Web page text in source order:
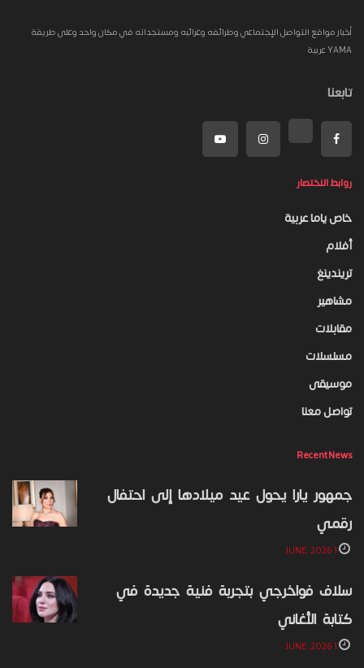
أخبار مواقع التواصل الإجتماعي وطرائفه وغرائبه ومستجداته في مكان واحد وعلى طريقة
YAMA عربية
تابعنا
روابط الاختصار
خاص ياما عربية
أفلام
تريندينغ
مشاهير
مقابلات
مسلسلات
موسيقى
تواصل معنا
Recent News
جمهور يارا يحول عيد ميلادها إلى احتفال
رقمي
سلاف فواخرجي بتجربة فنية جديدة في
كتابة الأغاني